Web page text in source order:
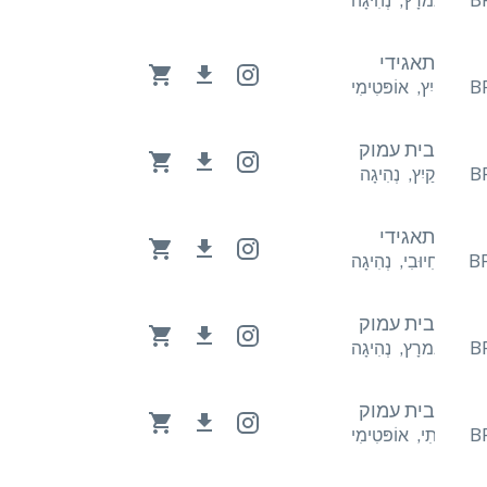
תאגידי
קַיִץ, אוֹפּטִימִי
בית עמוק
קַיִץ, נְהִיגָה
תאגידי
חִיוּבִי, נְהִיגָה
בית עמוק
נִמרָץ, נְהִיגָה
בית עמוק
הֲנָעָתִי, אוֹפּטִימִי